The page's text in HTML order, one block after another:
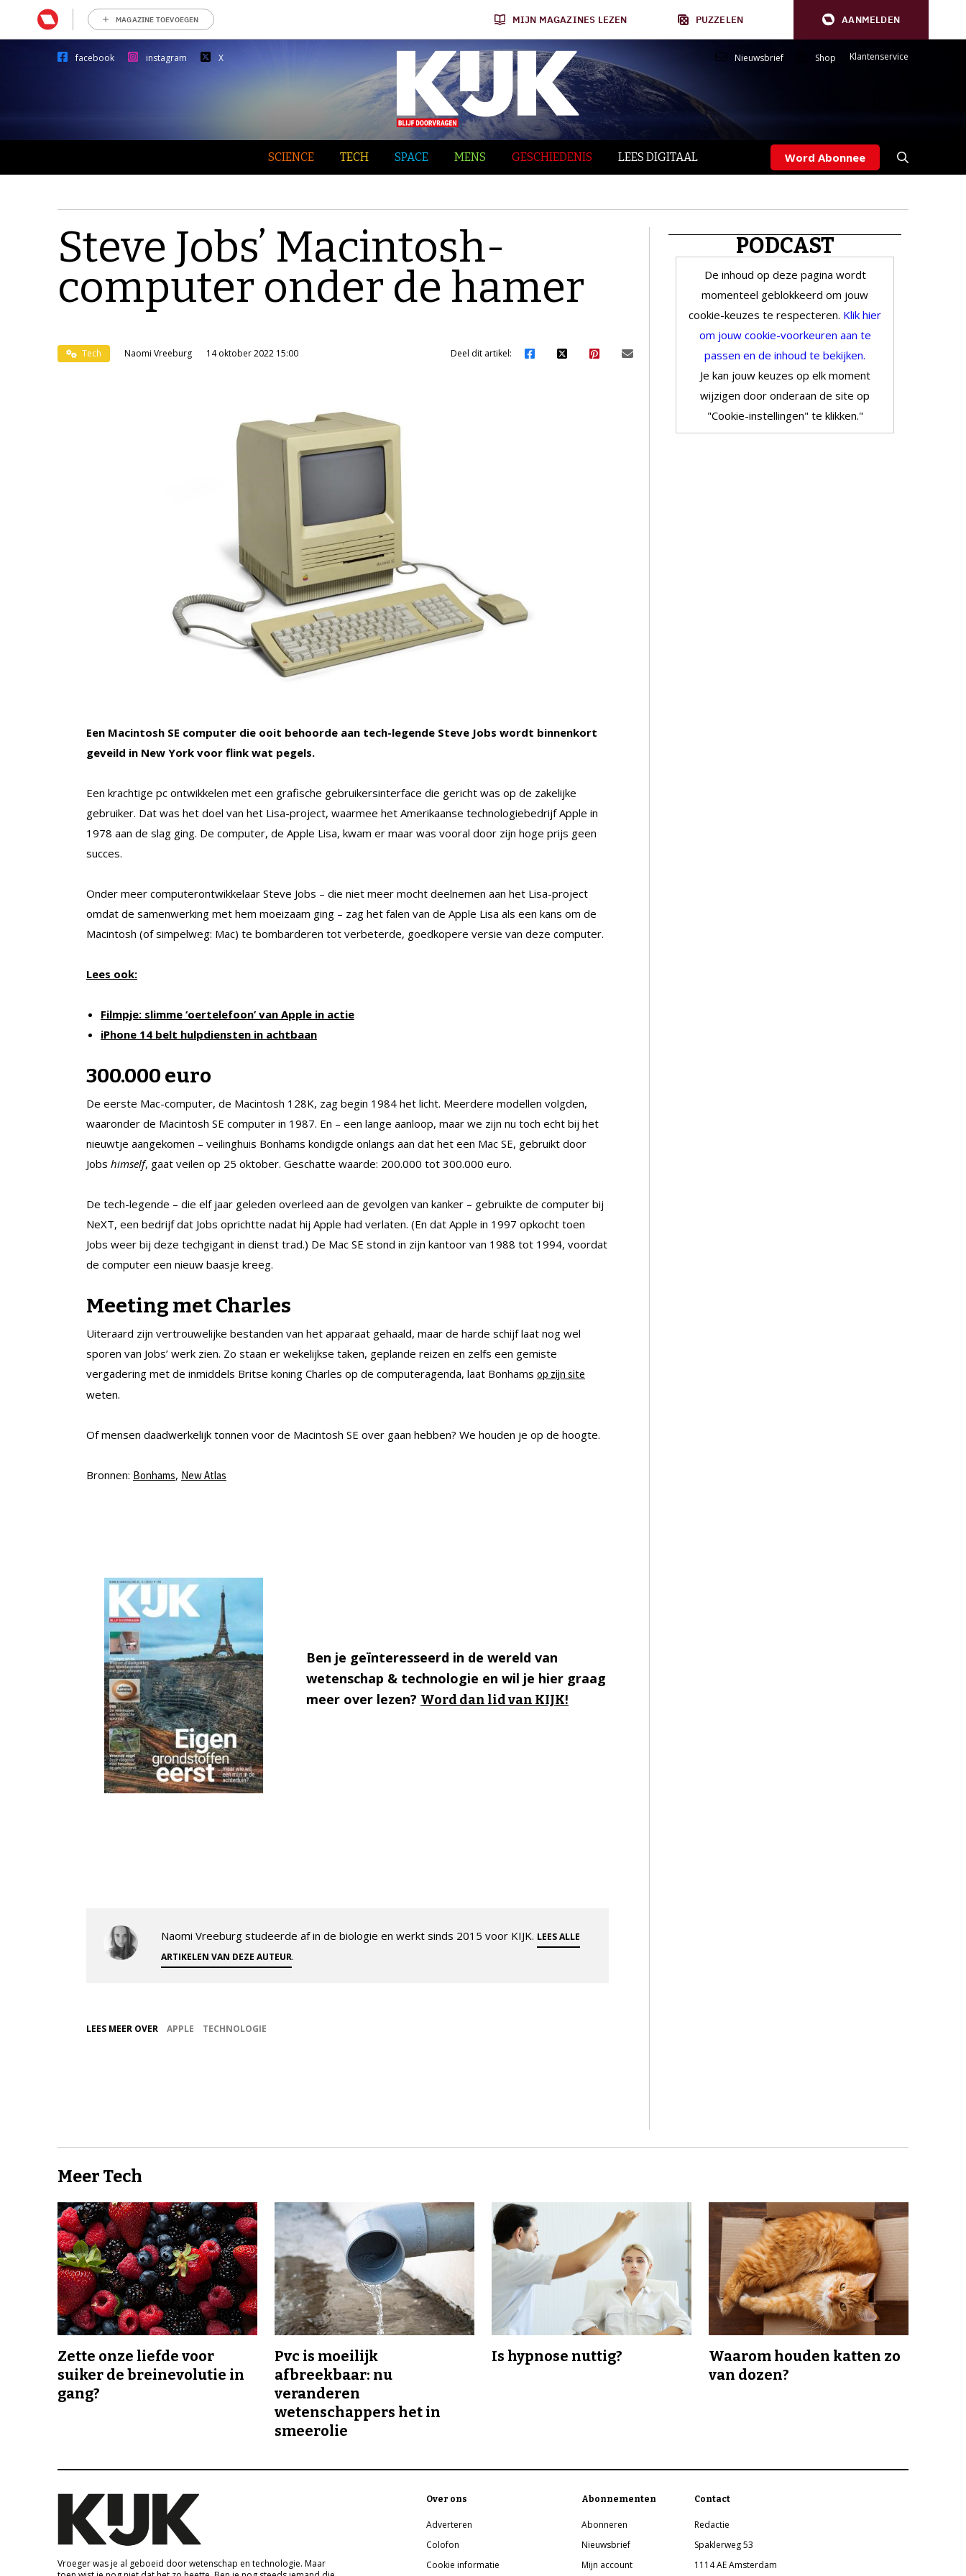
MAGAZINE TOEVOEGEN MIJN MAGAZINES LEZEN PUZZELEN AANMELDEN
facebook instagram X Nieuwsbrief Shop Klantenservice
SCIENCE TECH SPACE MENS GESCHIEDENIS LEES DIGITAAL Word Abonnee
Steve Jobs’ Macintosh-
computer onder de hamer
Tech Naomi Vreeburg 14 oktober 2022 15:00 Deel dit artikel:
Een Macintosh SE computer die ooit behoorde aan tech-legende Steve Jobs wordt binnenkort
geveild in New York voor flink wat pegels.
Een krachtige pc ontwikkelen met een grafische gebruikersinterface die gericht was op de zakelijke
gebruiker. Dat was het doel van het Lisa-project, waarmee het Amerikaanse technologiebedrijf Apple in
1978 aan de slag ging. De computer, de Apple Lisa, kwam er maar was vooral door zijn hoge prijs geen
succes.
Onder meer computerontwikkelaar Steve Jobs – die niet meer mocht deelnemen aan het Lisa-project
omdat de samenwerking met hem moeizaam ging – zag het falen van de Apple Lisa als een kans om de
Macintosh (of simpelweg: Mac) te bombarderen tot verbeterde, goedkopere versie van deze computer.
Lees ook:
Filmpje: slimme ‘oertelefoon’ van Apple in actie
iPhone 14 belt hulpdiensten in achtbaan
300.000 euro
De eerste Mac-computer, de Macintosh 128K, zag begin 1984 het licht. Meerdere modellen volgden,
waaronder de Macintosh SE computer in 1987. En – een lange aanloop, maar we zijn nu toch echt bij het
nieuwtje aangekomen – veilinghuis Bonhams kondigde onlangs aan dat het een Mac SE, gebruikt door
Jobs himself, gaat veilen op 25 oktober. Geschatte waarde: 200.000 tot 300.000 euro.
De tech-legende – die elf jaar geleden overleed aan de gevolgen van kanker – gebruikte de computer bij
NeXT, een bedrijf dat Jobs oprichtte nadat hij Apple had verlaten. (En dat Apple in 1997 opkocht toen
Jobs weer bij deze techgigant in dienst trad.) De Mac SE stond in zijn kantoor van 1988 tot 1994, voordat
de computer een nieuw baasje kreeg.
Meeting met Charles
Uiteraard zijn vertrouwelijke bestanden van het apparaat gehaald, maar de harde schijf laat nog wel
sporen van Jobs’ werk zien. Zo staan er wekelijkse taken, geplande reizen en zelfs een gemiste
vergadering met de inmiddels Britse koning Charles op de computeragenda, laat Bonhams op zijn site
weten.
Of mensen daadwerkelijk tonnen voor de Macintosh SE over gaan hebben? We houden je op de hoogte.
Bronnen: Bonhams, New Atlas
Ben je geïnteresseerd in de wereld van
wetenschap & technologie en wil je hier graag
meer over lezen? Word dan lid van KIJK!
Naomi Vreeburg studeerde af in de biologie en werkt sinds 2015 voor KIJK. LEES ALLE
ARTIKELEN VAN DEZE AUTEUR.
LEES MEER OVER APPLE TECHNOLOGIE
PODCAST
De inhoud op deze pagina wordt
momenteel geblokkeerd om jouw
cookie-keuzes te respecteren. Klik hier
om jouw cookie-voorkeuren aan te
passen en de inhoud te bekijken.
Je kan jouw keuzes op elk moment
wijzigen door onderaan de site op
"Cookie-instellingen" te klikken."
Meer Tech
Zette onze liefde voor
suiker de breinevolutie in
gang?
Pvc is moeilijk
afbreekbaar: nu
veranderen
wetenschappers het in
smeerolie
Is hypnose nuttig?
Waarom houden katten zo
van dozen?
Vroeger was je al geboeid door wetenschap en technologie. Maar
Over ons
Adverteren
Colofon
Cookie informatie
Abonnementen
Abonneren
Nieuwsbrief
Mijn account
Contact
Redactie
Spaklerweg 53
1114 AE Amsterdam